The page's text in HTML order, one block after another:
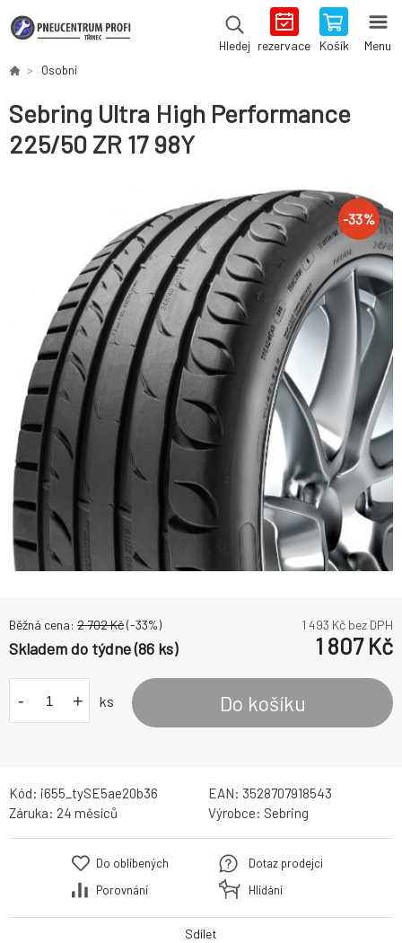
Hledej rezervace Košík Menu
Osobní
Sebring Ultra High Performance
225/50 ZR 17 98Y
-33%
Běžná cena: 2 702Kč(-33%) 1 493 Kč bez DPH
Skladem do týdne (86 ks) 1 807Kč
- + ks Do košíku
Kód: i655_tySE5ae20b36 EAN: 3528707918543
Záruka: 24 měsíců Výrobce: Sebring
Do oblíbených
Porovnání
Dotaz prodejci
Hlídání
Sdílet